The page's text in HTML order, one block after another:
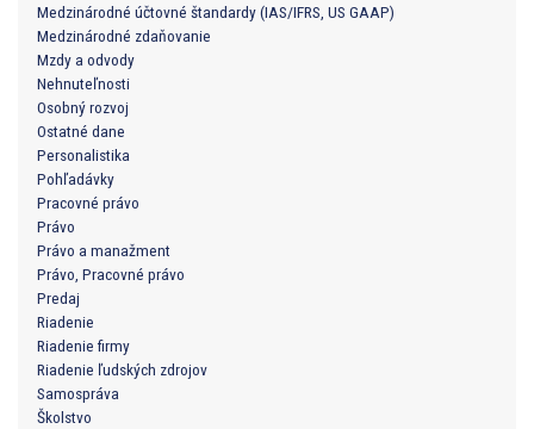
Medzinárodné účtovné štandardy (IAS/IFRS, US GAAP)
Medzinárodné zdaňovanie
Mzdy a odvody
Nehnuteľnosti
Osobný rozvoj
Ostatné dane
Personalistika
Pohľadávky
Pracovné právo
Právo
Právo a manažment
Právo, Pracovné právo
Predaj
Riadenie
Riadenie firmy
Riadenie ľudských zdrojov
Samospráva
Školstvo